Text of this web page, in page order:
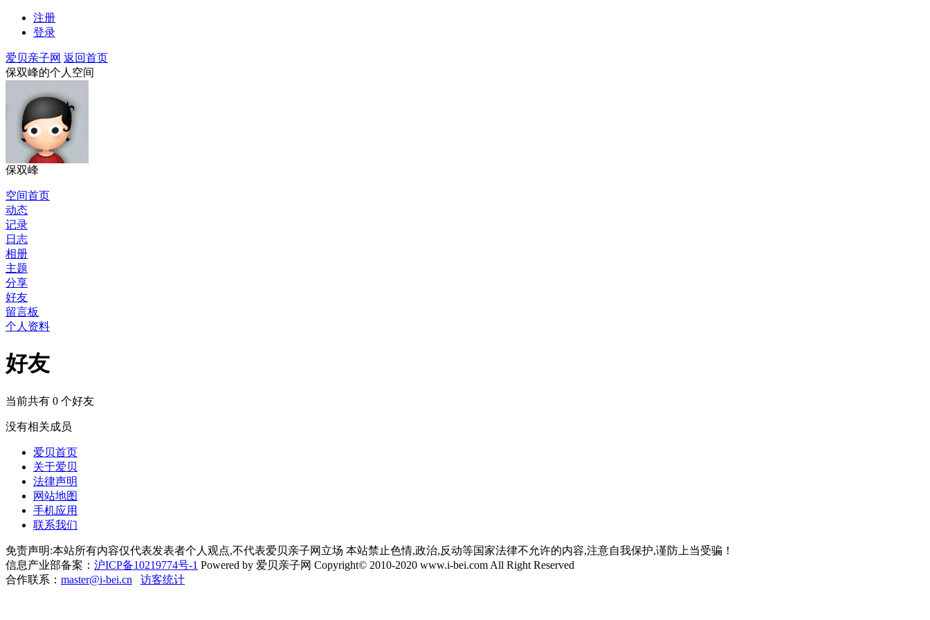
注册
登录
爱贝亲子网 返回首页
保双峰的个人空间
保双峰
空间首页
动态
记录
日志
相册
主题
分享
好友
留言板
个人资料
好友
当前共有 0 个好友
没有相关成员
爱贝首页
关于爱贝
法律声明
网站地图
手机应用
联系我们
免责声明:本站所有内容仅代表发表者个人观点,不代表爱贝亲子网立场 本站禁止色情,政治,反动等国家法律不允许的内容,注意自我保护,谨防上当受骗！
信息产业部备案： 沪ICP备10219774号-1 Powered by 爱贝亲子网 Copyright© 2010-2020 www.i-bei.com All Right Reserved
合作联系： master@i-bei.cn 访客统计